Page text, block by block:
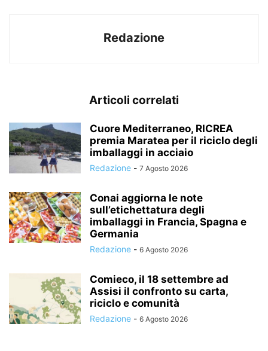
Redazione
Articoli correlati
Cuore Mediterraneo, RICREA
premia Maratea per il riciclo degli
imballaggi in acciaio
Redazione - 7 Agosto 2026
Conai aggiorna le note
sull’etichettatura degli
imballaggi in Francia, Spagna e
Germania
Redazione - 6 Agosto 2026
Comieco, il 18 settembre ad
Assisi il confronto su carta,
riciclo e comunità
Redazione - 6 Agosto 2026